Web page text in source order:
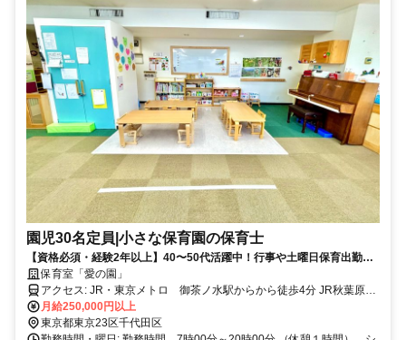
園児30名定員|小さな保育園の保育士
【資格必須・経験2年以上】40〜50代活躍中！行事や土曜日保育出勤・
月1回土曜日出勤あり｜御茶ノ水駅から徒歩4分でアクセス◎別途賞与年
３回あり 借上げ社宅可（最大13万円）
保育室「愛の園」
アクセス: JR・東京メトロ 御茶ノ水駅からから徒歩4分 JR秋葉原駅
月給250,000円以上
東京都東京23区千代田区